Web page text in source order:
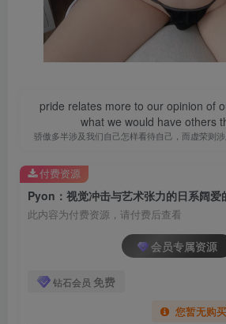
pride relates more to our opinion of
what we would have others
骄傲多半涉及我们自己怎样看待自己，而虚荣则
此内容为付费资源，请付费后查看
会员专属资源
钻石会员 免费
您暂无购
付费资源